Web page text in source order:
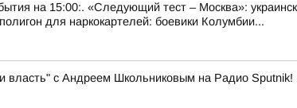
на 15:00:. «Следующий тест – Москва»:
для наркокартелей: боевики Колумбии...
власть" с Андреем Школьниковым на Радио Sputnik!